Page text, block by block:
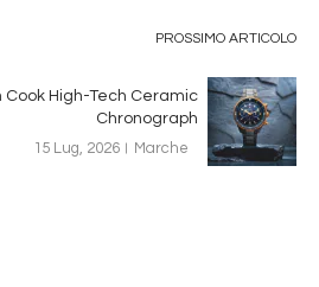
PROSSIMO ARTICOLO
High-Tech Ceramic
Chronograph
15 Lug, 2026
Marche